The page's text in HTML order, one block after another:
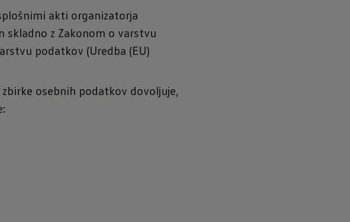
akti organizatorja
skladno z Zakonom o varstvu
podatkov (Uredba (EU)
osebnih podatkov dovoljuje,